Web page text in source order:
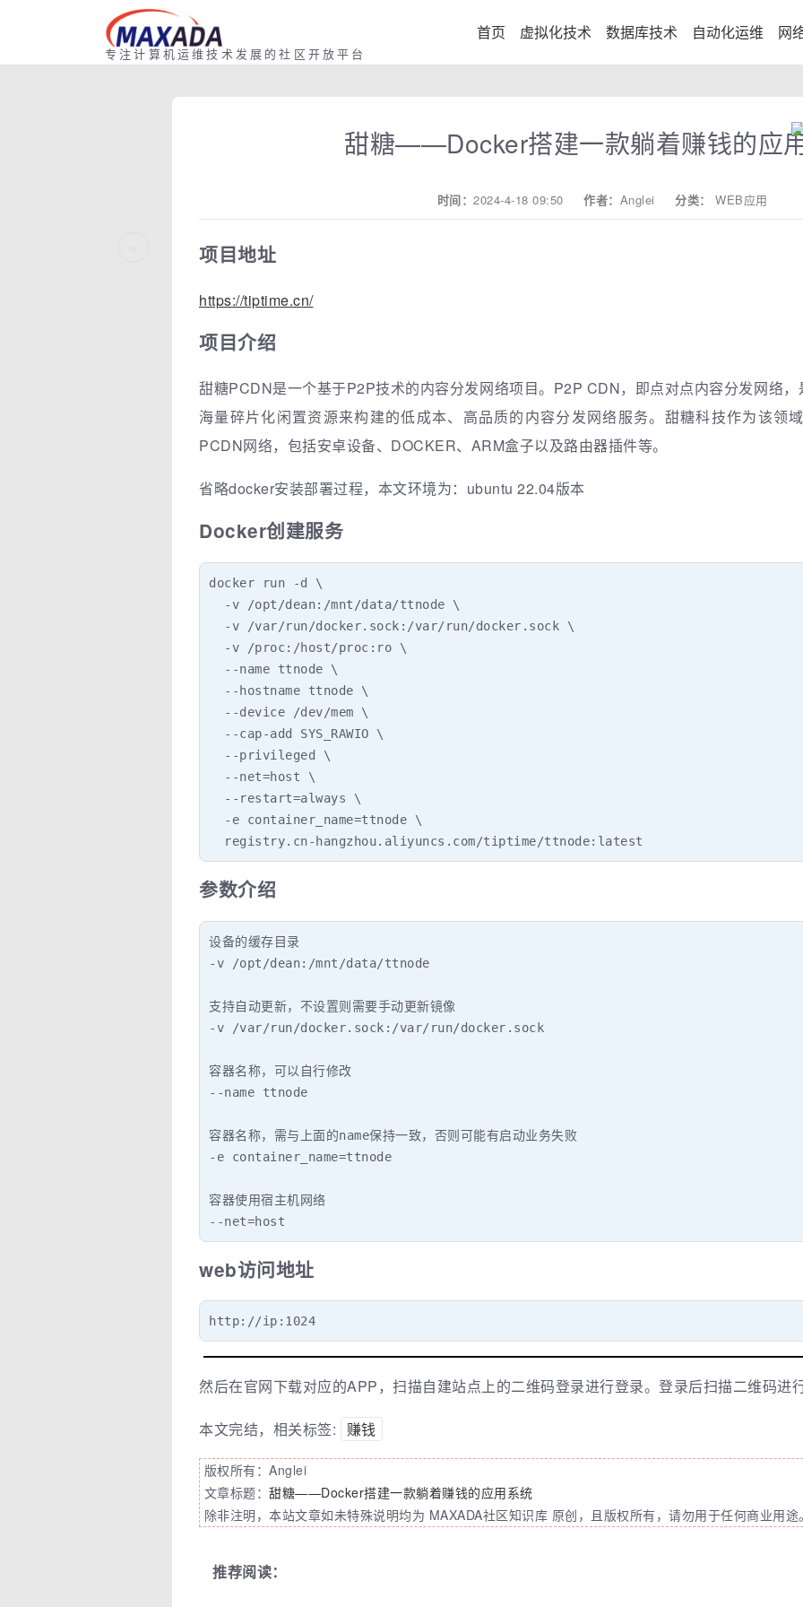
专注计算机运维技术发展的社区开放平台
首页 虚拟化技术 数据库技术 自动化运维 网
甜糖——Docker搭建一款躺着赚钱的应
时间： 2024-4-18 09:50 作者： Anglei 分类： WEB应用
项目地址
https://tiptime.cn/
项目介绍
甜糖PCDN是一个基于P2P技术的内容分发网络项目。P2P CDN，即点对点内容分发网络
海量碎片化闲置资源来构建的低成本、高品质的内容分发网络服务。甜糖科技作为该领
PCDN网络，包括安卓设备、DOCKER、ARM盒子以及路由器插件等。
省略docker安装部署过程，本文环境为：ubuntu 22.04版本
Docker创建服务
docker run -d \
  -v /opt/dean:/mnt/data/ttnode \
  -v /var/run/docker.sock:/var/run/docker.sock \
  -v /proc:/host/proc:ro \
  --name ttnode \
  --hostname ttnode \
  --device /dev/mem \
  --cap-add SYS_RAWIO \
  --privileged \
  --net=host \
  --restart=always \
  -e container_name=ttnode \
  registry.cn-hangzhou.aliyuncs.com/tiptime/ttnode:latest
参数介绍
设备的缓存目录
-v /opt/dean:/mnt/data/ttnode
支持自动更新，不设置则需要手动更新镜像
-v /var/run/docker.sock:/var/run/docker.sock
容器名称，可以自行修改
--name ttnode
容器名称，需与上面的name保持一致，否则可能有启动业务失败
-e container_name=ttnode
容器使用宿主机网络
--net=host
web访问地址
http://ip:1024
然后在官网下载对应的APP，扫描自建站点上的二维码登录进行登录。登录后扫描二维码进
本文完结，相关标签: 赚钱
版权所有：Anglei
文章标题： 甜糖——Docker搭建一款躺着赚钱的应用系统
除非注明，本站文章如未特殊说明均为 MAXADA社区知识库 原创，且版权所有，请勿用于任何商业用途
推荐阅读：